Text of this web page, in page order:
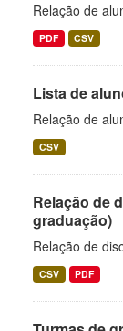
Relação de
PDF CSV
Lista de
Relação de
CSV
Relação de
graduação)
Relação de
CSV PDF